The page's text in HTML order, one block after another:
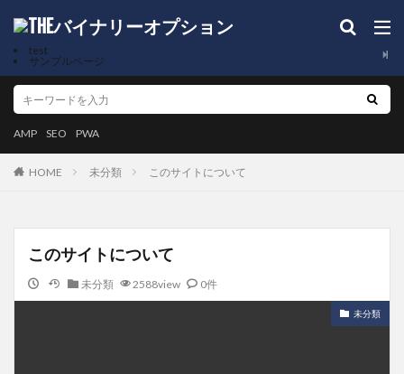
test
サンプルページ
AMP SEO PWA
HOME 未分類 このサイトについて
このサイトについて
未分類 2588view 0件
未分類